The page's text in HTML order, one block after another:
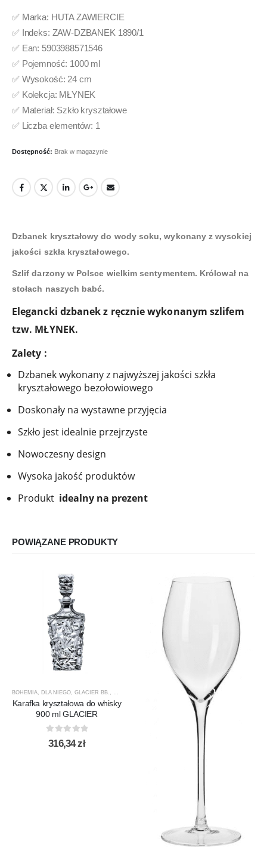
✅ Marka: HUTA ZAWIERCIE
✅ Indeks: ZAW-DZBANEK 1890/1
✅ Ean: 5903988571546
✅ Pojemność: 1000 ml
✅ Wysokość: 24 cm
✅ Kolekcja: MŁYNEK
✅ Materiał: Szkło kryształowe
✅ Liczba elementów: 1
Dostępność: Brak w magazynie
Dzbanek kryształowy do wody soku, wykonany z wysokiej
jakości szkła kryształowego.
Szlif darzony w Polsce wielkim sentymentem. Królował na
stołach naszych babć.
Elegancki dzbanek z ręcznie wykonanym szlifem
tzw. MŁYNEK.
Zalety :
Dzbanek wykonany z najwyższej jakości szkła
kryształowego bezołowiowego
Doskonały na wystawne przyjęcia
Szkło jest idealnie przejrzyste
Nowoczesny design
Wysoka jakość produktów
Produkt idealny na prezent
POWIĄZANE PRODUKTY
BOHEMIA DLA NIEGO GLACIER BB. KARAFKI DO WHISKY PREZENTY
Karafka kryształowa do whisky
900 ml GLACIER
0out of 5
316,34zł